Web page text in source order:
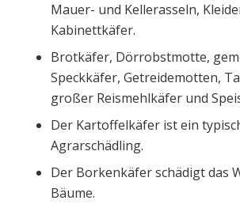
Mauer- und Kellerasseln,
Kabinettkäfer.
Brotkäfer, Dörrobstmotte,
Speckkäfer, Getreidemotten,
großer Reismehlkäfer und
Der Kartoffelkäfer ist ein
Agrarschädling.
Der Borkenkäfer schädigt das
Bäume.